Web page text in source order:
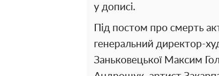
у дописі.
Під постом про смерть
генеральний директор-
Заньковецької Максим